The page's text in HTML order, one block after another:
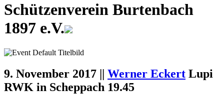
Schützenverein Burtenbach
1897 e.V.
9. November 2017 || Werner Eckert Lupi
RWK in Scheppach 19.45